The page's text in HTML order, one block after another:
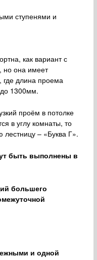
ступенями и
как вариант с
она имеет
длина проема
1300мм.
проём в потолке
в углу комнаты, то
лестницу – «Буква Г».
быть выполнены в
большего
и одной